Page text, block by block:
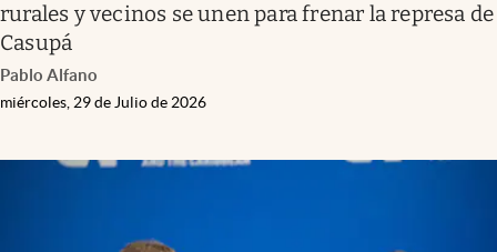
rurales y vecinos se unen para frenar la represa de
Casupá
Pablo Alfano
miércoles, 29 de Julio de 2026